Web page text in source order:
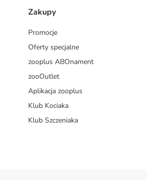
Zakupy
Promocje
Oferty specjalne
zooplus ABOnament
zooOutlet
Aplikacja zooplus
Klub Kociaka
Klub Szczeniaka